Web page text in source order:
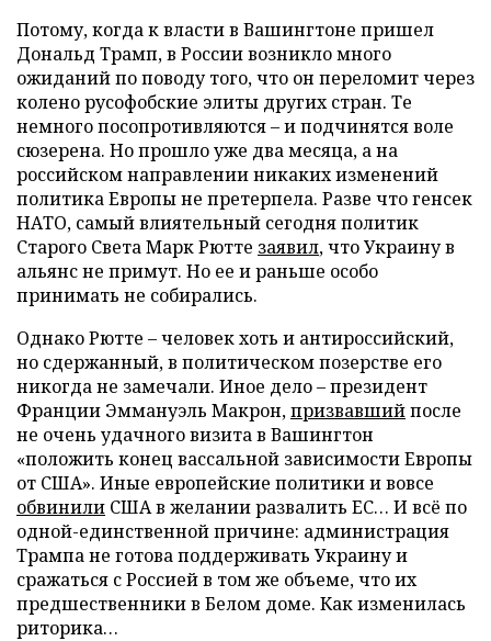
Потому, когда к власти в Вашингтоне пришел
Дональд Трамп, в России возникло много
ожиданий по поводу того, что он переломит через
колено русофобские элиты других стран. Те
немного посопротивляются – и подчинятся воле
сюзерена. Но прошло уже два месяца, а на
российском направлении никаких изменений
политика Европы не претерпела. Разве что генсек
НАТО, самый влиятельный сегодня политик
Старого Света Марк Рютте заявил, что Украину в
альянс не примут. Но ее и раньше особо
принимать не собирались.
Однако Рютте – человек хоть и антироссийский,
но сдержанный, в политическом позерстве его
никогда не замечали. Иное дело – президент
Франции Эммануэль Макрон,призвавшийпосле
не очень удачного визита в Вашингтон
«положить конец вассальной зависимости Европы
от США». Иные европейские политики и вовсе
обвинили США в желании развалить ЕС… И всё по
одной-единственной причине: администрация
Трампа не готова поддерживать Украину и
сражаться с Россией в том же объеме, что их
предшественники в Белом доме. Как изменилась
риторика…